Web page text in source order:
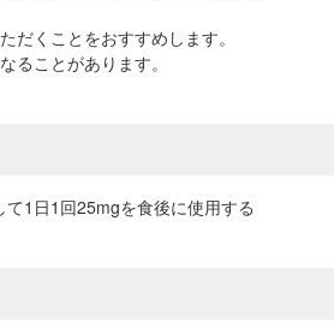
だくことをおすすめします。
ることがあります。
1日1回25mgを食後に使用する